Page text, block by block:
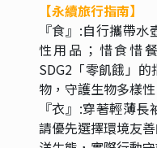
【永續旅行指南】
『食』:自行攜帶
性用品；惜食惜
SDG2「零飢餓」
物，守護生物多樣
『衣』:穿著輕薄
請優先選擇環境友